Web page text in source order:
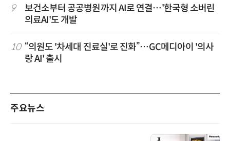
9
보건소부터 공공병원까지 AI로 연결…'한국형 소버린
의료AI'도 개발
10 “의원도 '차세대 진료실'로 진화”…GC메디아이 '의사
랑 AI' 출시
주요뉴스